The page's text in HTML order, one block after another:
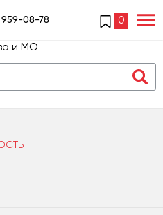
959-08-78 0
и МО